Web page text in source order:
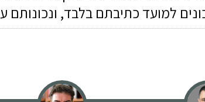
למועד כתיבתם בלבד,